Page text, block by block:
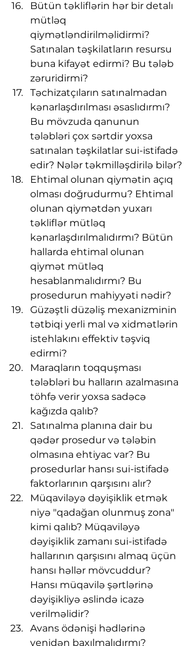
Bütün təkliflərin hər bir detalı
mütləq
qiymətləndirilməlidirmi?
Satınalan təşkilatların resursu
buna kifayət edirmi? Bu tələb
zəruridirmi?
Təchizatçıların satınalmadan
kənarlaşdırılması əsaslıdırmı?
Bu mövzuda qanunun
tələbləri çox sərtdir yoxsa
satınalan təşkilatlar sui-istifadə
edir? Nələr təkmilləşdirilə bilər?
Ehtimal olunan qiymətin açıq
olması doğrudurmu? Ehtimal
olunan qiymətdən yuxarı
təkliflər mütləq
kənarlaşdırılmalıdırmı? Bütün
hallarda ehtimal olunan
qiymət mütləq
hesablanmalıdırmı? Bu
prosedurun mahiyyəti nədir?
Güzəştli düzəliş mexanizminin
tətbiqi yerli mal və xidmətlərin
istehlakını effektiv təşviq
edirmi?
Maraqların toqquşması
tələbləri bu halların azalmasına
töhfə verir yoxsa sadəcə
kağızda qalıb?
Satınalma planına dair bu
qədər prosedur və tələbin
olmasına ehtiyac var? Bu
prosedurlar hansı sui-istifadə
faktorlarının qarşısını alır?
Müqaviləyə dəyişiklik etmək
niyə "qadağan olunmuş zona"
kimi qalıb? Müqaviləyə
dəyişiklik zamanı sui-istifadə
hallarının qarşısını almaq üçün
hansı həllər mövcuddur?
Hansı müqavilə şərtlərinə
dəyişikliyə əslində icazə
verilməlidir?
Avans ödənişi hədlərinə
yenidən baxılmalıdırmı?